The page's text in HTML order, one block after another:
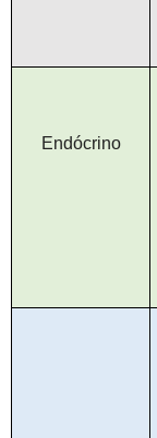
Endócrino